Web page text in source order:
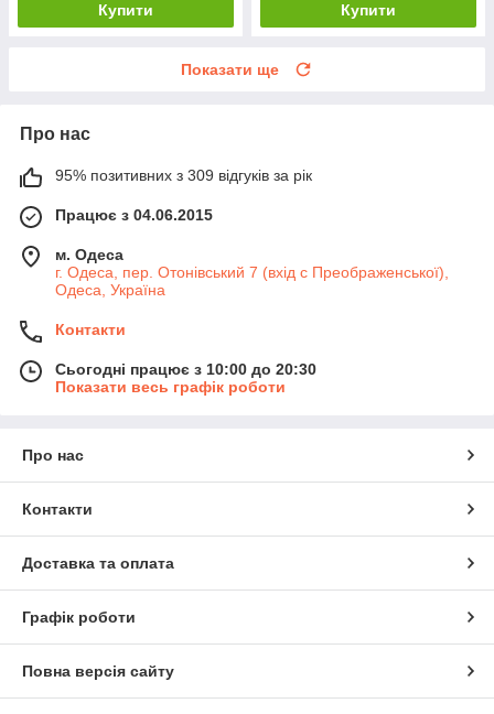
Купити Купити
Показати ще
Про нас
95% позитивних з 309 відгуків за рік
Працює з 04.06.2015
м. Одеса
г. Одеса, пер. Отонівський 7 (вхід с Преображенської),
Одеса, Україна
Контакти
Сьогодні працює з 10:00 до 20:30
Показати весь графік роботи
Про нас
Контакти
Доставка та оплата
Графік роботи
Повна версія сайту